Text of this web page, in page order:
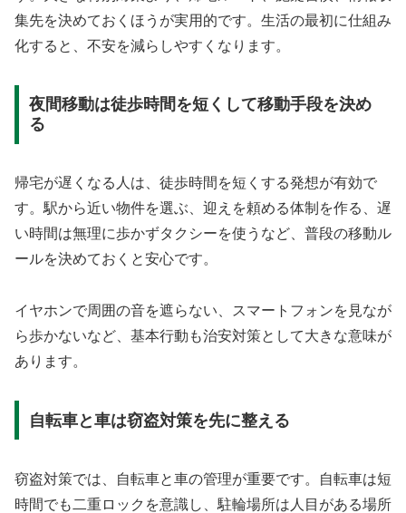
集先を決めておくほうが実用的です。生活の最初に仕組み
化すると、不安を減らしやすくなります。
夜間移動は徒歩時間を短くして移動手段を決め
る
帰宅が遅くなる人は、徒歩時間を短くする発想が有効で
す。駅から近い物件を選ぶ、迎えを頼める体制を作る、遅
い時間は無理に歩かずタクシーを使うなど、普段の移動ル
ールを決めておくと安心です。
イヤホンで周囲の音を遮らない、スマートフォンを見なが
ら歩かないなど、基本行動も治安対策として大きな意味が
あります。
自転車と車は窃盗対策を先に整える
窃盗対策では、自転車と車の管理が重要です。自転車は短
時間でも二重ロックを意識し、駐輪場所は人目がある場所